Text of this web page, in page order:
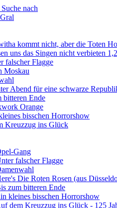
nach
kommt nicht, aber die Toten
uns das Singen nicht verbieten
falscher Flagge
Moskau
Abend für eine schwarze
bitteren Ende
Orange
bisschen Horrorshow
Kreuzzug ins Glück
Gang
falscher Flagge
Die Roten Rosen (aus
zum bitteren Ende
kleines bisschen Horrorshow
dem Kreuzzug ins Glück - 125